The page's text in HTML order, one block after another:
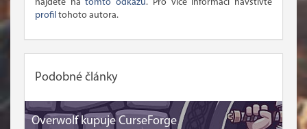
najdete natomto odkazu. Pro více informací navštivte
profil tohoto autora.
Podobné články
Overwolf kupuje CurseForge